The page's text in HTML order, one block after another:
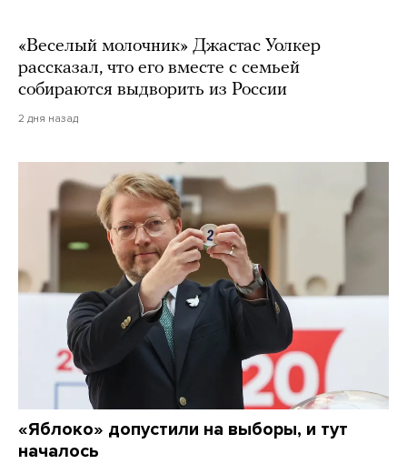
«Веселый молочник» Джастас Уолкер
рассказал, что его вместе с семьей
собираются выдворить из России
2 дня назад
«Яблоко» допустили на выборы, и тут
началось